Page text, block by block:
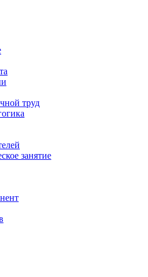
труд
занятие